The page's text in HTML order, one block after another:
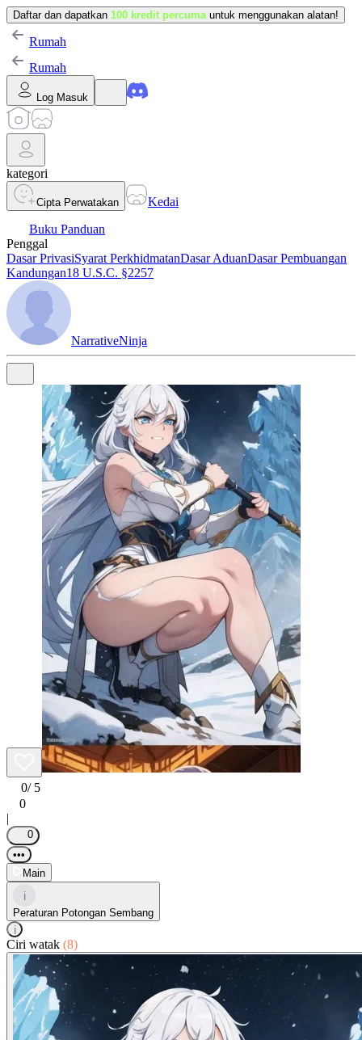
Daftar dan dapatkan 100 kredit percuma untuk menggunakan alatan!
Rumah
Rumah
Log Masuk
kategori
Cipta Perwatakan
Kedai
Buku Panduan
Penggal
Dasar PrivasiSyarat PerkhidmatanDasar AduanDasar Pembuangan
Kandungan18 U.S.C. §2257
NarrativeNinja
0/ 5
0
|
0
•••
Main
i
Peraturan Potongan Sembang
i
Ciri watak (8)